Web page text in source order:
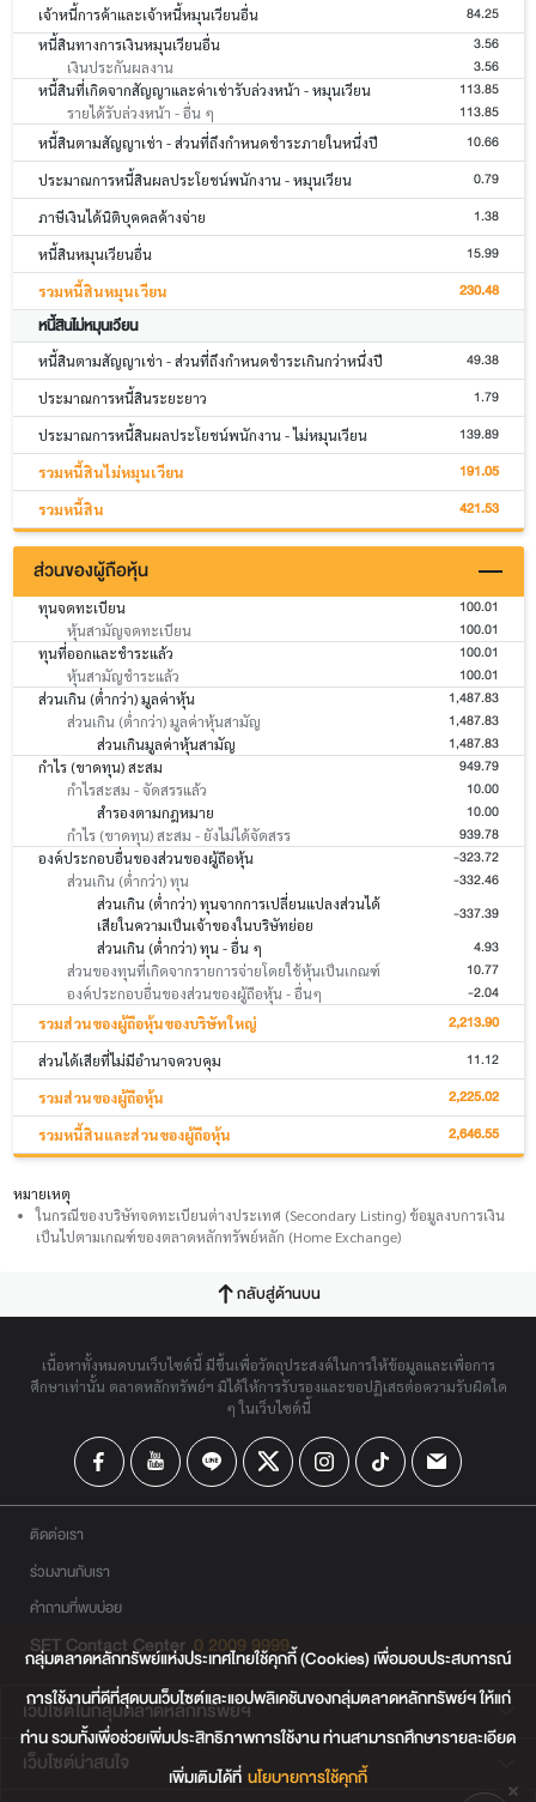
เจ้าหนี้การค้าและเจ้าหนี้หมุนเวียนอื่น 84.25
หนี้สินทางการเงินหมุนเวียนอื่น 3.56
เงินประกันผลงาน 3.56
หนี้สินที่เกิดจากสัญญาและค่าเช่ารับล่วงหน้า - หมุนเวียน 113.85
รายได้รับล่วงหน้า - อื่น ๆ 113.85
หนี้สินตามสัญญาเช่า - ส่วนที่ถึงกำหนดชำระภายในหนึ่งปี 10.66
ประมาณการหนี้สินผลประโยชน์พนักงาน - หมุนเวียน 0.79
ภาษีเงินได้นิติบุคคลค้างจ่าย 1.38
หนี้สินหมุนเวียนอื่น 15.99
รวมหนี้สินหมุนเวียน 230.48
หนี้สินไม่หมุนเวียน
หนี้สินตามสัญญาเช่า - ส่วนที่ถึงกำหนดชำระเกินกว่าหนึ่งปี 49.38
ประมาณการหนี้สินระยะยาว 1.79
ประมาณการหนี้สินผลประโยชน์พนักงาน - ไม่หมุนเวียน 139.89
รวมหนี้สินไม่หมุนเวียน 191.05
รวมหนี้สิน 421.53
ส่วนของผู้ถือหุ้น
ทุนจดทะเบียน 100.01
หุ้นสามัญจดทะเบียน 100.01
ทุนที่ออกและชำระแล้ว 100.01
หุ้นสามัญชำระแล้ว 100.01
ส่วนเกิน (ต่ำกว่า) มูลค่าหุ้น 1,487.83
ส่วนเกิน (ต่ำกว่า) มูลค่าหุ้นสามัญ 1,487.83
ส่วนเกินมูลค่าหุ้นสามัญ 1,487.83
กำไร (ขาดทุน) สะสม 949.79
กำไรสะสม - จัดสรรแล้ว 10.00
สำรองตามกฎหมาย 10.00
กำไร (ขาดทุน) สะสม - ยังไม่ได้จัดสรร 939.78
องค์ประกอบอื่นของส่วนของผู้ถือหุ้น -323.72
ส่วนเกิน (ต่ำกว่า) ทุน -332.46
ส่วนเกิน (ต่ำกว่า) ทุนจากการเปลี่ยนแปลงส่วนได้
เสียในความเป็นเจ้าของในบริษัทย่อย
-337.39
ส่วนเกิน (ต่ำกว่า) ทุน - อื่น ๆ 4.93
ส่วนของทุนที่เกิดจากรายการจ่ายโดยใช้หุ้นเป็นเกณฑ์ 10.77
องค์ประกอบอื่นของส่วนของผู้ถือหุ้น - อื่นๆ -2.04
รวมส่วนของผู้ถือหุ้นของบริษัทใหญ่ 2,213.90
ส่วนได้เสียที่ไม่มีอำนาจควบคุม 11.12
รวมส่วนของผู้ถือหุ้น 2,225.02
รวมหนี้สินและส่วนของผู้ถือหุ้น 2,646.55
หมายเหตุ
ในกรณีของบริษัทจดทะเบียนต่างประเทศ (Secondary Listing) ข้อมูลงบการเงิน
เป็นไปตามเกณฑ์ของตลาดหลักทรัพย์หลัก (Home Exchange)
กลับสู่ด้านบน
เนื้อหาทั้งหมดบนเว็บไซต์นี้ มีขึ้นเพื่อวัตถุประสงค์ในการให้ข้อมูลและเพื่อการ
ศึกษาเท่านั้น ตลาดหลักทรัพย์ฯ มิได้ให้การรับรองและขอปฏิเสธต่อความรับผิดใด
ๆ ในเว็บไซต์นี้
ติดต่อเรา
ร่วมงานกับเรา
คำถามที่พบบ่อย
SET Contact Center 0 2009 9999
เว็บไซต์ในกลุ่มตลาดหลักทรัพย์ฯ
เว็บไซต์น่าสนใจ
กลุ่มตลาดหลักทรัพย์แห่งประเทศไทยใช้คุกกี้ (Cookies) เพื่อมอบประสบการณ์
การใช้งานที่ดีที่สุดบนเว็บไซต์และแอปพลิเคชันของกลุ่มตลาดหลักทรัพย์ฯ ให้แก่
ท่าน รวมทั้งเพื่อช่วยเพิ่มประสิทธิภาพการใช้งาน ท่านสามารถศึกษารายละเอียด
เพิ่มเติมได้ที่ นโยบายการใช้คุกกี้